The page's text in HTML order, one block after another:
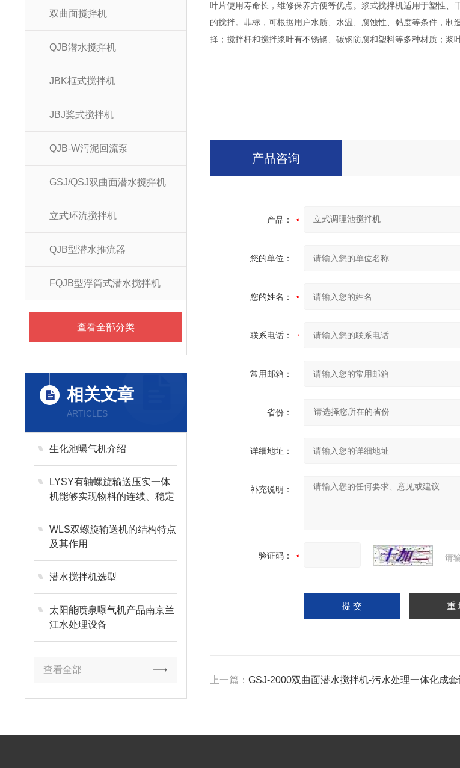
双曲面搅拌机
QJB潜水搅拌机
JBK框式搅拌机
JBJ桨式搅拌机
QJB-W污泥回流泵
GSJ/QSJ双曲面潜水搅拌机
立式环流搅拌机
QJB型潜水推流器
FQJB型浮筒式潜水搅拌机
查看全部分类
相关文章
ARTICLES
生化池曝气机介绍
LYSY有轴螺旋输送压实一体
机能够实现物料的连续、稳定
输送
WLS双螺旋输送机的结构特点
及其作用
潜水搅拌机选型
太阳能喷泉曝气机产品南京兰
江水处理设备
查看全部
叶片使用寿命长，维修保养方便等优点。浆式搅拌机适用于塑性、
的搅拌。非标，可根据用户水质、水温、腐蚀性、黏度等条件，
择；搅拌杆和搅拌浆叶有不锈钢、碳钢防腐和塑料等多种材质；
产品咨询
产品：
您的单位：
您的姓名：
联系电话：
常用邮箱：
省份：
详细地址：
补充说明：
验证码： 请
上一篇：GSJ-2000双曲面潜水搅拌机-污水处理一体化成套